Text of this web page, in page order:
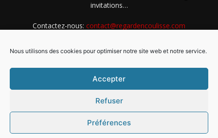
Nous utilisons des cookies pour optimiser notre site web et notre service.
Accepter
Refuser
Préférences
invitations…
Contactez-nous: contact@regardencoulisse.com
Intégration Ghislain Fayard
Mentions légales